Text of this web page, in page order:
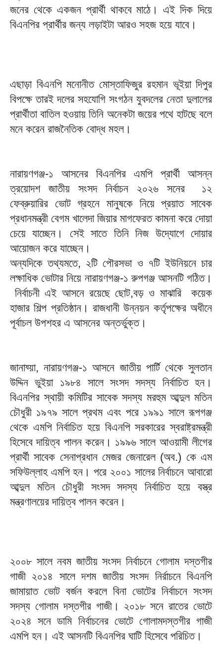
জনের থেকে একজন প্রার্থী থাকবে মাঠে। এই দিক দিয়ে
বিএনপির প্রার্থীর জন্য লড়াইটা আরও সহজ হয়ে যাবে।
এছাড়া বিএনপি মনোনীত মোস্তাফিজুর রহমান ভূইয়া দিপুর
বিপক্ষে তারই দলের সহযোগি সংগঠন যুবদলের নেতা দুলালের
প্রার্থীতা বাতিল হওয়ায় তিনি অনেকটা জয়ের পথে হাটছে বলে
মনে করেন রাজনৈতিক বোদ্ধ মহল।
নারায়ণগঞ্জ-১ আসনের বিএনপির এমপি প্রার্থী আসন্ন
ত্রয়োদশ জাতীয় সংসদ নির্বাচন ২০২৬ সনের ১২
ফেব্রুয়ারির ভোট গ্রহনে মানুষকে নিয়ে প্রয়াত সাবেক
প্রধানমন্ত্রী বেগম খালেদা জিয়ার মাগফেরত কামনা করে দোয়া
চেয়ে যাচ্ছেন। সেই সাতে তিনি নিজ উদ্যোগে দোয়ার
আয়োজন করে যাচ্ছেন।
অন্যদিকে তথ্যমতে, ২টি পৌরসভা ও ৭টি ইউনিয়নে চার
লক্ষাধিক ভোটার নিয়ে নারায়ণগঞ্জ-১ রুপগঞ্জ আসনটি গঠিত।
নির্বাচনী এই আসনে রয়েছে ছোট,বড় ও মাঝারি কয়েক
হাজার শিল্প প্রতিষ্ঠান। রাজধানী উন্নয়ন কর্তৃপক্ষের অধীনে
পূর্বাচল উপশহর এ আসনের অন্তর্ভুক্ত।
জানায্য়া, নারায়ণগঞ্জ-১ আসনে জাতীয় পার্টি থেকে সুলতান
উদ্দিন ভুইয়া ১৯৮৪ সালে সংসদ সদস্য নির্বাচিত হন।
বিএনপির স্থায়ী কমিটির সাবেক সদস্য মরহুম আব্দুল মতিন
চৌধুরী ১৯৭৯ সালে প্রথম এবং পরে ১৯৯১ সালে রূপগঞ্জ
থেকে এমপি নির্বাচিত হয়ে বিএনপি সরকারের স্বরাষ্ট্রমন্ত্রী
হিসেবে দায়িত্ব পালন করেন। ১৯৯৬ সালে আওয়ামী লীগের
প্রার্থী সাবেক সেনাপ্রধান মেজর জেনারেল (অব.) কে এম
সফিউল্লাহ এমপি হন। পরে ২০০১ সালের নির্বাচনে আবারো
আব্দুল মতিন চৌধুরী সংসদ সদস্য নির্বাচিত হয়ে বস্ত্র
মন্ত্রণালয়ের দায়িত্ব পালন করেন।
২০০৮ সালে নবম জাতীয় সংসদ নির্বাচনে গোলাম দস্তগীর
গাজী ২০১৪ সালে দশম জাতীয় সংসদ নির্রাচনে বিএনপি
জামায়াত ভোট বর্জন করলে বিনা ভোটের নির্বাচনে সংসদ
সদস্য গোলাম দস্তগীর গাজী। ২০১৮ সনে রাতের ভোটে
২০২৪ সনে ডামি নির্বাচনের ভোটে গোলামদস্তগীর গাজী
এমপি হন। এই আসনটি বিএনপির ঘাটি হিসেবে পরিচিত।